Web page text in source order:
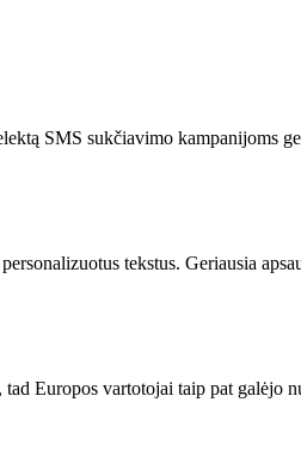
SMS sukčiavimo kampanijoms
tekstus. Geriausia
Europos vartotojai taip pat galėjo